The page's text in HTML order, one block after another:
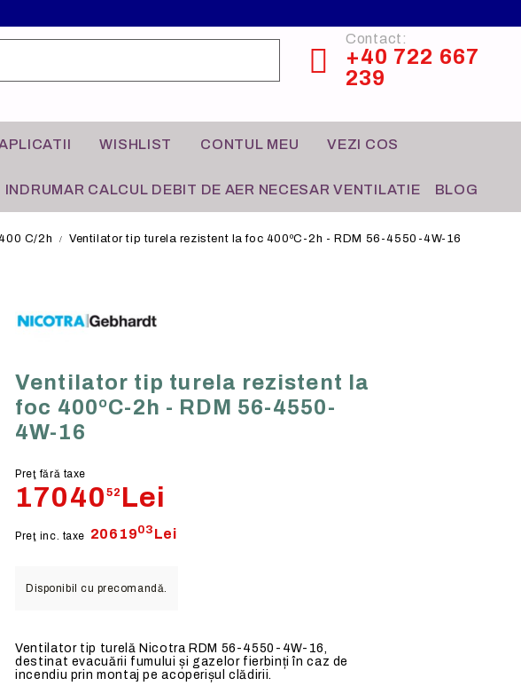
Contact:
+40 722 667
239
activ
Senzori HVAC multifunctionali
GENERALA
SANITARE
HOTELURI
WISHLIST CONTUL MEU VEZI COS
INDRUMAR CALCUL DEBIT DE AER NECESAR VENTILATIE BLOG
C/2h Ventilator tip turela rezistent la foc 400ºC-2h - RDM 56-4550-4W-16
Ventilator tip turela rezistent la
foc 400ºC-2h - RDM 56-4550-
4W-16
Preţ fără taxe
1704052 Lei
Preţ inc. taxe 2061903 Lei
Disponibil cu precomandă.
Ventilator tip turelă Nicotra RDM 56-4550-4W-16,
destinat evacuării fumului și gazelor fierbinți în caz de
incendiu prin montaj pe acoperișul clădirii.